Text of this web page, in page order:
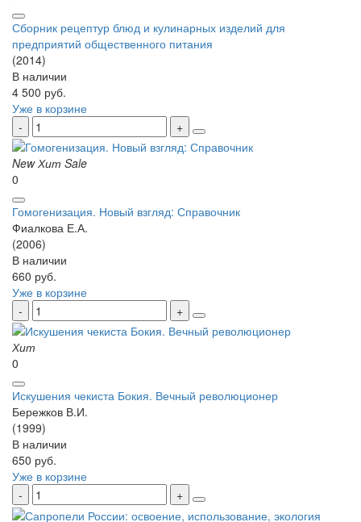
Сборник рецептур блюд и кулинарных изделий для
предприятий общественного питания
(2014)
В наличии
4 500 руб.
Уже в корзине
New Хит Sale
0
Гомогенизация. Новый взгляд: Справочник
Фиалкова Е.А.
(2006)
В наличии
660 руб.
Уже в корзине
Хит
0
Искушения чекиста Бокия. Вечный революционер
Бережков В.И.
(1999)
В наличии
650 руб.
Уже в корзине